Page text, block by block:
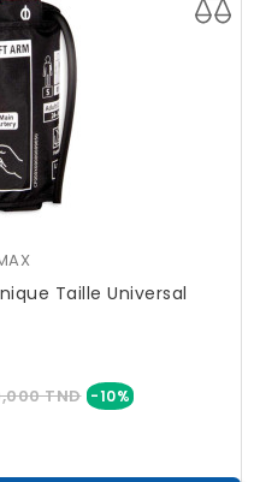
Taille Universal
TND -10%Prix